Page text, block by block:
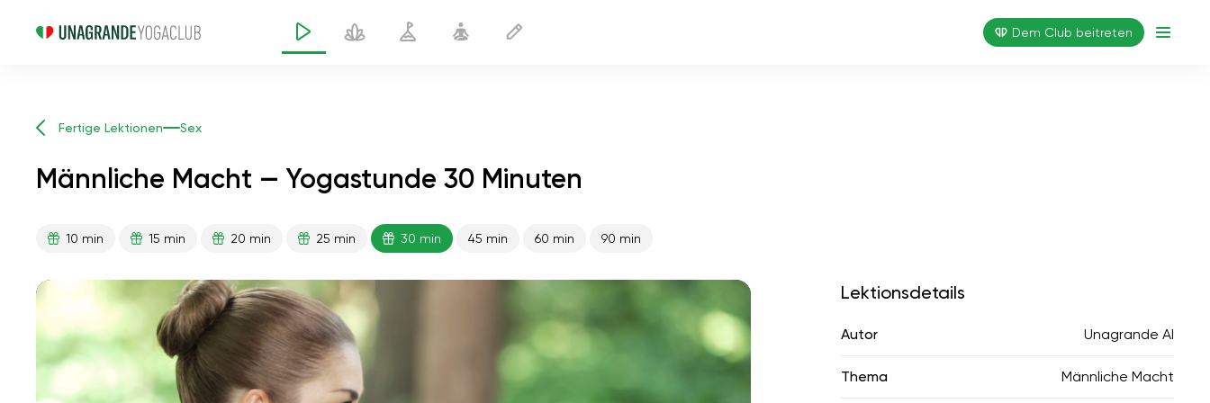
Dem Club beitreten
Fertige Lektionen Sex
Männliche Macht — Yogastunde 30 Minuten
10 min 15 min 20 min 25 min 30 min 45 min 60 min 90 min
flucht der seele
Lektionsdetails
Autor Unagrande AI
Thema Männliche Macht